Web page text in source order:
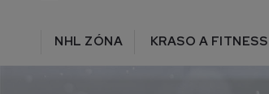
NHL ZÓNA KRASO A